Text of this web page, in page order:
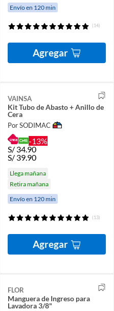
Envío en 120 min
(14)
Agregar
VAINSA
Kit Tubo de Abasto + Anillo de
Cera
Por SODIMAC
-13%
S/ 34.90
S/ 39.90
Llega mañana
Retira mañana
Envío en 120 min
(13)
Agregar
FLOR
Manguera de Ingreso para
Lavadora 3/8"